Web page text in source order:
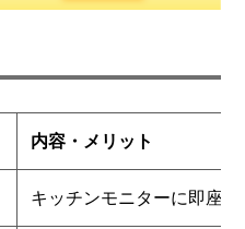
内容・メリット
キッチンモニターに即座